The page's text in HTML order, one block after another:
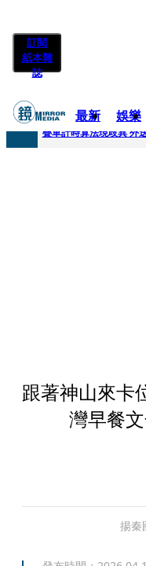
訂閱
紙本雜
誌
最新 娛樂
快訊
疊單計時算法現歧異 外
跟著神山來
灣早餐
揚秦